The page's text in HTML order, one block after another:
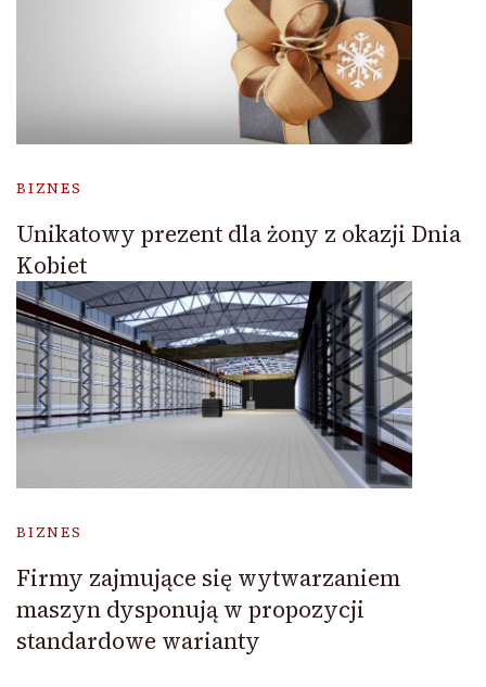
BIZNES
Unikatowy prezent dla żony z okazji Dnia
Kobiet
BIZNES
Firmy zajmujące się wytwarzaniem
maszyn dysponują w propozycji
standardowe warianty